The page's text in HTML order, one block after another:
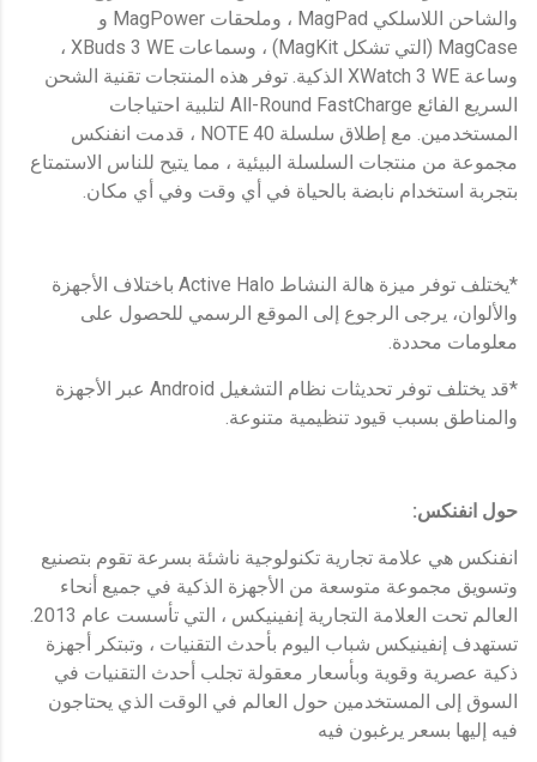
والشاحن اللاسلكي MagPad ، وملحقات MagPower و
MagCase (التي تشكل MagKit) ، وسماعات XBuds 3 WE ،
وساعة XWatch 3 WE الذكية. توفر هذه المنتجات تقنية الشحن
السريع الفائع All-Round FastCharge لتلبية احتياجات
المستخدمين. مع إطلاق سلسلة NOTE 40 ، قدمت انفنكس
مجموعة من منتجات السلسلة البيئية ، مما يتيح للناس الاستمتاع
بتجربة استخدام نابضة بالحياة في أي وقت وفي أي مكان.
*يختلف توفر ميزة هالة النشاط Active Halo باختلاف الأجهزة
والألوان، يرجى الرجوع إلى الموقع الرسمي للحصول على
معلومات محددة.
*قد يختلف توفر تحديثات نظام التشغيل Android عبر الأجهزة
والمناطق بسبب قيود تنظيمية متنوعة.
حول انفنكس:
انفنكس هي علامة تجارية تكنولوجية ناشئة بسرعة تقوم بتصنيع
وتسويق مجموعة متوسعة من الأجهزة الذكية في جميع أنحاء
العالم تحت العلامة التجارية إنفينيكس ، التي تأسست عام 2013.
تستهدف إنفينيكس شباب اليوم بأحدث التقنيات ، وتبتكر أجهزة
ذكية عصرية وقوية وبأسعار معقولة تجلب أحدث التقنيات في
السوق إلى المستخدمين حول العالم في الوقت الذي يحتاجون
فيه إليها بسعر يرغبون فيه